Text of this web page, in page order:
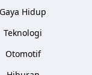
Gaya Hidup
Teknologi
Otomotif